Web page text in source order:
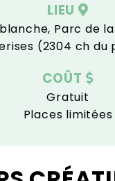
LIEU
Parc de
(2304 ch du
COÛT
Gratuit
Places limitées